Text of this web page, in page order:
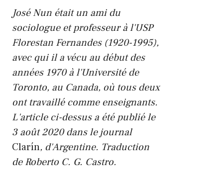
José Nun était un ami du
sociologue et professeur à l'USP
Florestan Fernandes (1920-1995),
avec qui il a vécu au début des
années 1970 à l'Université de
Toronto, au Canada, où tous deux
ont travaillé comme enseignants.
L'article ci-dessus a été publié le
3 août 2020 dans le journal
Clarín, d'Argentine. Traduction
de Roberto C. G. Castro.